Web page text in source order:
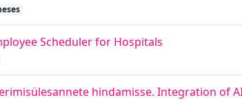
Scheduler for Hospitals
hindamisse. Integration of